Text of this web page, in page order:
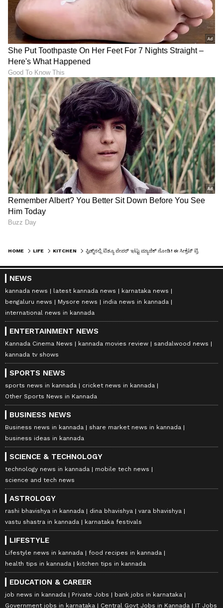
HOME LIFE KITCHEN ಫ್ರಿಡ್ಜ್‌ನಲ್ಲಿ ಟಿಶ್ಯೂ ಪೇಪರ್ ಇಟ್ಟು ಮ್ಯಾಜಿಕ್ ನೋಡಿ! ಈ ಸೀಕ್ರೆಟ್ ಟ್ರಿಕ್ ಗೊತ್ತಾ?
NEWS
kannada news latest kannada news
karnataka news
bengaluru news
Mysore news
india news in kannada
international news in kannada
ENTERTAINMENT NEWS
Kannada Cinema News kannada movies review
sandalwood news
kannada tv shows
SPORTS NEWS
sports news in kannada
cricket news in kannada
Other Sports News in Kannada
BUSINESS NEWS
Business news in kannada
share market news in kannada
business ideas in kannada
SCIENCE & TECHNOLOGY
technology news in kannada
mobile tech news
science and tech news
ASTROLOGY
rashi bhavishya in kannada dina bhavishya
vara bhavishya
vastu shastra in kannada
karnataka festivals
LIFESTYLE
Lifestyle news in kannada
food recipes in kannada
health tips in kannada
kitchen tips in kannada
EDUCATION & CAREER
job news in kannada Private Jobs
bank jobs in karnataka
Government jobs in karnataka
Central Govt Jobs in Kannada IT Jobs